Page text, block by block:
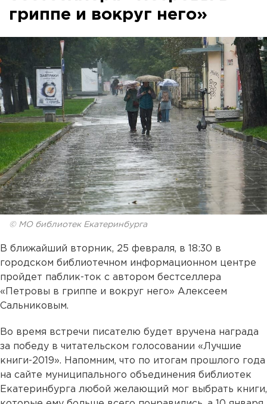
гриппе и вокруг него»
© МО библиотек Екатеринбурга
В ближайший вторник, 25 февраля, в 18:30 в
городском библиотечном информационном центре
пройдет паблик-ток с автором бестселлера
«Петровы в гриппе и вокруг него» Алексеем
Сальниковым.
Во время встречи писателю будет вручена награда
за победу в читательском голосовании «Лучшие
книги-2019». Напомним, что по итогам прошлого года
на сайте муниципального объединения библиотек
Екатеринбурга любой желающий мог выбрать книги,